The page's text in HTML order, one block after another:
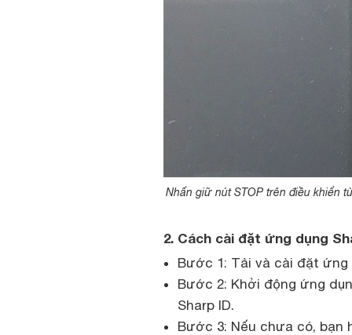
Nhấn giữ nút STOP trên điều khiển
2. Cách cài đặt ứng dụng
Bước 1: Tải và cài đặt ứng
Bước 2: Khởi động ứng
Sharp ID.
Bước 3: Nếu chưa có, bạn